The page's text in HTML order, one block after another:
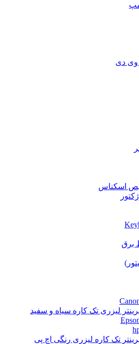
دی
اسکناس
برق
لیزری تک کاره سیاه و سفید
تک کاره لیزری رنگی اچ پی